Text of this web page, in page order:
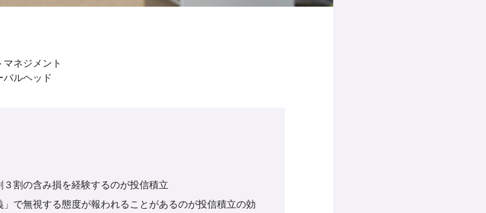
ネジメント
割の含み損を経験するのが投信積立
で無視する態度が報われることがあるのが投信積立の効